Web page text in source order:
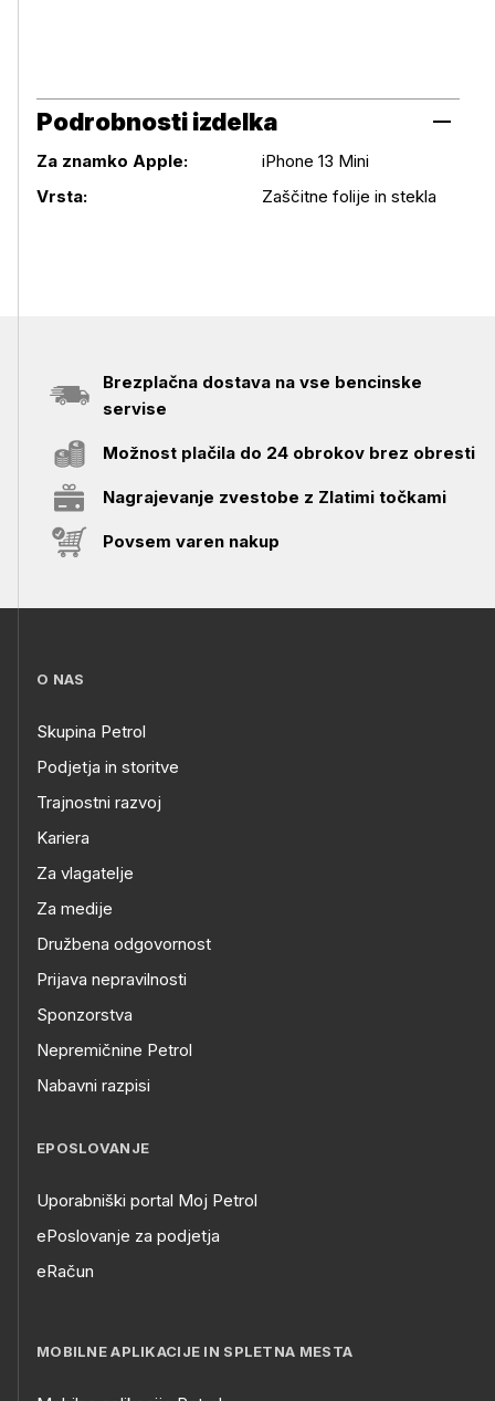
Podrobnosti izdelka
Podrobnosti izdelka
Za znamko Apple:
iPhone 13 Mini
Vrsta:
Zaščitne folije in stekla
Brezplačna dostava na vse bencinske
servise
Možnost plačila do 24 obrokov brez obresti
Nagrajevanje zvestobe z Zlatimi točkami
Povsem varen nakup
O NAS
Skupina Petrol
Podjetja in storitve
Trajnostni razvoj
Kariera
Za vlagatelje
Za medije
Družbena odgovornost
Prijava nepravilnosti
Sponzorstva
Nepremičnine Petrol
Nabavni razpisi
EPOSLOVANJE
Uporabniški portal Moj Petrol
ePoslovanje za podjetja
eRačun
MOBILNE APLIKACIJE IN SPLETNA MESTA